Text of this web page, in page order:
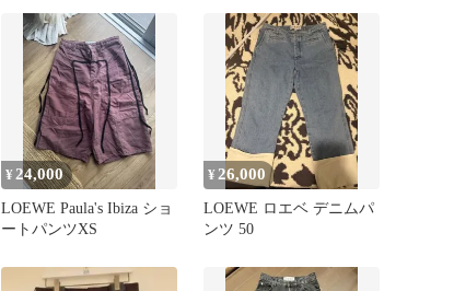
¥ 24,000
LOEWE Paula's Ibiza ショ
ートパンツXS
¥ 26,000
LOEWE ロエベ デニムパ
ンツ 50